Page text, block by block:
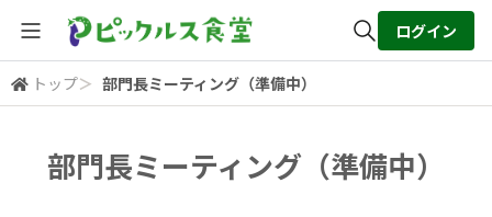
全体検索
ログイン
トップ＞ 部門長ミーティング（準備中）
部門長ミーティング（準備中）